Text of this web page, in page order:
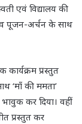
एवं विद्यालय की
व पूजन-अर्चन के साथ
कार्यक्रम प्रस्तुत
‘माँ की ममता’
कर दिया। वहीं
प्रस्तुत कर